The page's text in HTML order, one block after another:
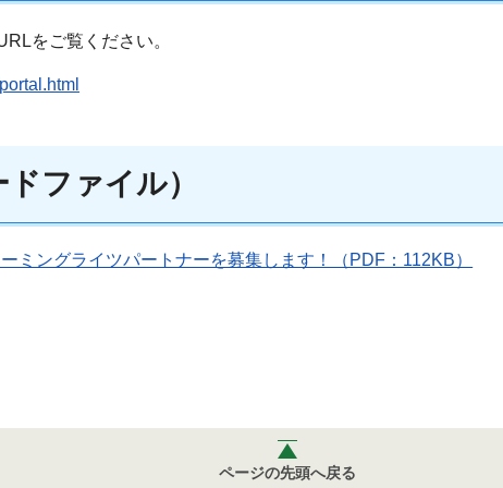
をご覧ください。
ファイル）
ミングライツパートナーを募集します！（PDF：112KB）
ページの先頭へ戻る